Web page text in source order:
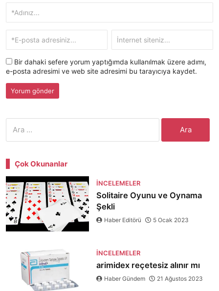
Bir dahaki sefere yorum yaptığımda kullanılmak üzere adımı,
e-posta adresimi ve web site adresimi bu tarayıcıya kaydet.
Çok Okunanlar
İNCELEMELER
Solitaire Oyunu ve Oynama
Şekli
Haber Editörü 5 Ocak 2023
İNCELEMELER
arimidex reçetesiz alınır mı
Haber Gündem 21 Ağustos 2023